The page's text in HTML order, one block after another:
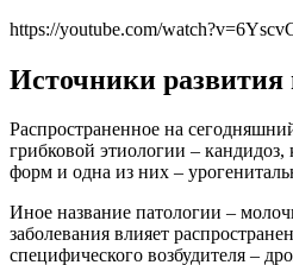
https://youtube.com/
Источники развития
Распространенное на
грибковой этиологии – кандидоз,
форм и одна из них –
Иное название патологии –
заболевания влияет
специфического возбудителя –